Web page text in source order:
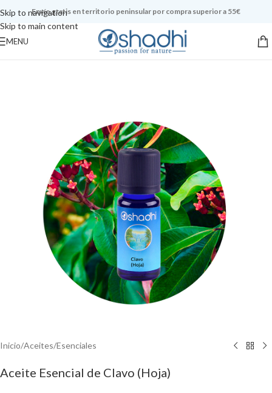
Skip to navigation
Skip to main content
Envío gratis en territorio peninsular por compra superior a 55€
MENU
Inicio/Aceites/Esenciales
Aceite Esencial de Clavo (Hoja)